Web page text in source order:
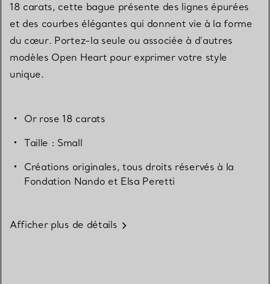
18 carats, cette bague présente des lignes épurées
et des courbes élégantes qui donnent vie à la forme
du cœur. Portez-la seule ou associée à d’autres
modèles Open Heart pour exprimer votre style
unique.
Or rose 18 carats
Taille : Small
Créations originales, tous droits réservés à la
Fondation Nando et Elsa Peretti
Afficher plus de détails